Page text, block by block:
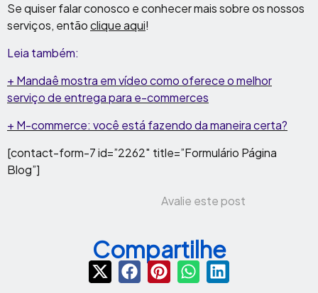
Se quiser falar conosco e conhecer mais sobre os nossos
serviços, entãoclique aqui!
Leia também:
+ Mandaê mostra em vídeo como oferece o melhor
serviço de entrega para e-commerces
+ M-commerce: você está fazendo da maneira certa?
[contact-form-7 id=”2262″ title=”Formulário Página
Blog”]
Avalie este post
Compartilhe